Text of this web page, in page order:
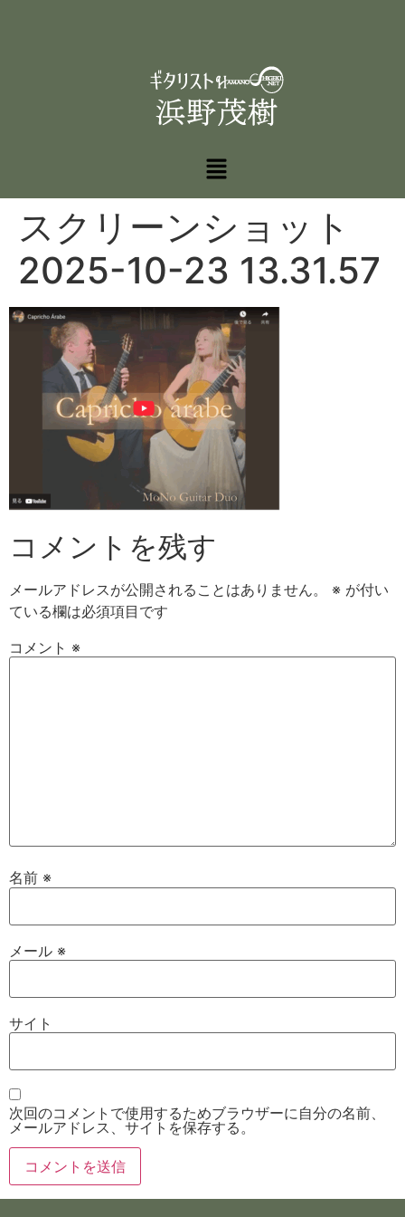
スクリーンショット
2025-10-23 13.31.57
コメントを残す
メールアドレスが公開されることはありません。 ※ が付い
ている欄は必須項目です
コメント ※
名前 ※
メール ※
サイト
次回のコメントで使用するためブラウザーに自分の名前、
メールアドレス、サイトを保存する。